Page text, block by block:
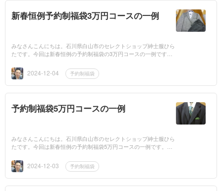
新春恒例予約制福袋3万円コースの一例
みなさんこんにちは。石川県白山市のセレクトショップ紳士服ひら
たです。今回は新春恒例の予約制福袋の3万円コースの一例です。
等の組み...2024-12-04 予約制福袋
予約制福袋5万円コースの一例
みなさんこんにちは。石川県白山市のセレクトショップ紳士服ひら
たです。今回は新春恒例の予約制福袋5万円コースの一例です。こ
ツ・シャツ...2024-12-03 予約制福袋